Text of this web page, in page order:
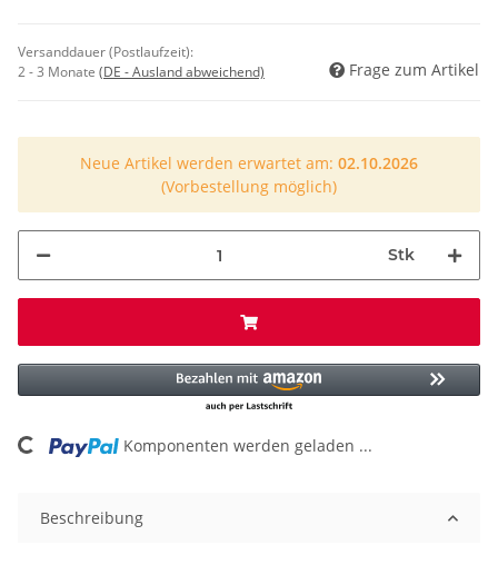
Versanddauer (Postlaufzeit):
2 - 3 Monate (DE - Ausland abweichend) Frage zum Artikel
Neue Artikel werden erwartet am: 02.10.2026
(Vorbestellung möglich)
Stk
Komponenten werden geladen ...
Beschreibung